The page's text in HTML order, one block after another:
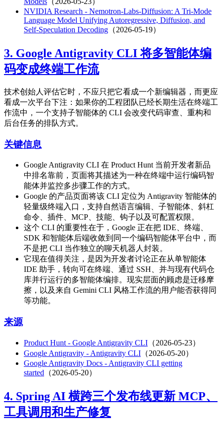
NVIDIA Research - Nemotron-Labs-Diffusion: A Tri-Mode
Language Model Unifying Autoregressive, Diffusion, and
Self-Speculation Decoding （2026-05-19）
3. Google Antigravity CLI 将多智能体编
码变成终端工作流
技术创始人评估它时，不应只把它看成一个新编辑器，而更应
看成一次平台下注：如果你的工程团队已经长期生活在终端工
作流中，一个支持子智能体的 CLI 会改变代码审查、重构和
后台任务的排队方式。
关键信息
Google Antigravity CLI 在 Product Hunt 当前开发者新品
中排名靠前，页面将其描述为一种在终端中运行编码智
能体并监控多步骤工作的方式。
Google 的产品页面将该 CLI 定位为 Antigravity 智能体的
轻量级终端入口，支持自然语言编辑、子智能体、斜杠
命令、插件、MCP、技能、钩子以及可配置权限。
这个 CLI 的重要性在于，Google 正在把 IDE、终端、
SDK 和智能体后端收敛到同一个编码智能体平台中，而
不是把 CLI 当作独立的聊天机器人封装。
它现在值得关注，是因为开发者讨论正在从单智能体
IDE 助手，转向可在终端、通过 SSH、并与现有代码仓
库并行运行的多智能体编排。现实层面的顾虑是迁移摩
擦，以及来自 Gemini CLI 风格工作流的用户能否获得同
等功能。
来源
Product Hunt - Google Antigravity CLI （2026-05-23）
Google Antigravity - Antigravity CLI （2026-05-20）
Google Antigravity Docs - Antigravity CLI getting
started （2026-05-20）
4. Spring AI 横跨三个发布线更新 MCP、
工具调用和生产修复